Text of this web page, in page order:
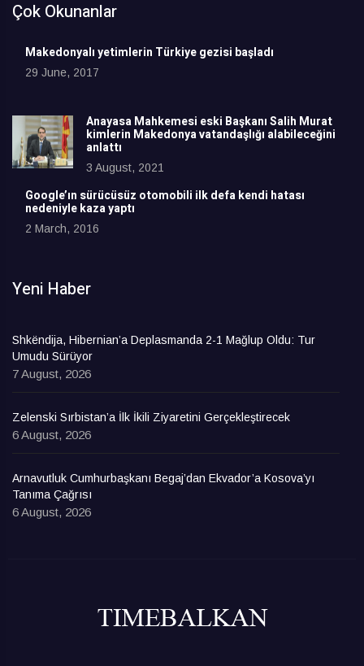
Çok Okunanlar
Makedonyalı yetimlerin Türkiye gezisi başladı
29 June, 2017
Anayasa Mahkemesi eski Başkanı Salih Murat
kimlerin Makedonya vatandaşlığı alabileceğini
anlattı
3 August, 2021
Google’ın sürücüsüz otomobili ilk defa kendi hatası
nedeniyle kaza yaptı
2 March, 2016
Yeni Haber
Shkëndija, Hibernian’a Deplasmanda 2-1 Mağlup Oldu: Tur
Umudu Sürüyor
7 August, 2026
Zelenski Sırbistan’a İlk İkili Ziyaretini Gerçekleştirecek
6 August, 2026
Arnavutluk Cumhurbaşkanı Begaj’dan Ekvador’a Kosova’yı
Tanıma Çağrısı
6 August, 2026